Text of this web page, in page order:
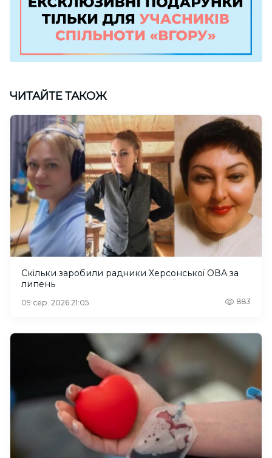
ЧИТАЙТЕ ТАКОЖ
Скільки заробили радники Херсонської ОВА за
липень
09 сер. 2026 21:05 883